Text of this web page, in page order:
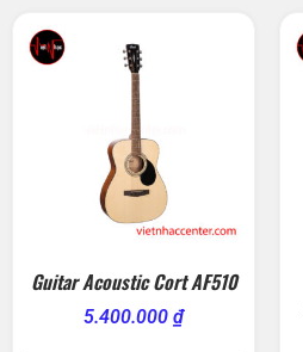
Guitar Acoustic Cort AF510
5.400.000 ₫